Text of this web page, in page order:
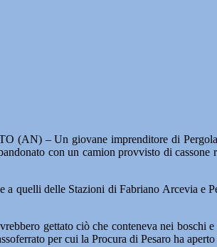
(AN) – Un giovane imprenditore di
con un camion provvisto di
quelli delle Stazioni di Fabriano Arcevia e
gettato ciò che conteneva nei boschi
per cui la Procura di Pesaro ha